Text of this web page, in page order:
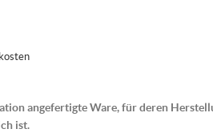
angefertigte Ware, für deren
ist.